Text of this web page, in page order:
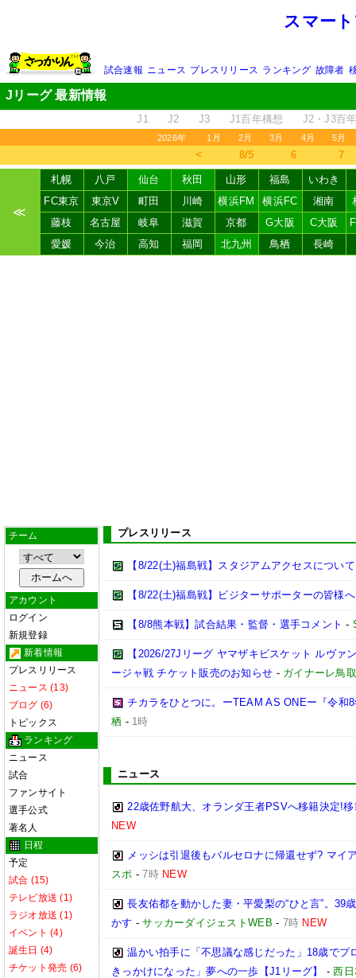
スマー
試合速報 ニュース プレスリリース ランキング 故障者
Jリーグ 最新情報
J1 J2 J3 J1百年構想 J2・J3百
2026年 1月 2月 3月 4月 5月
＜ 8/5 6 7
≪
札幌 八戸 仙台 秋田 山形 福島
いわき
FC東京
東京V 町田 川崎 横浜FM 横浜FC 湘南
藤枝
名古屋 岐阜 滋賀 京都 G大阪 C大阪
愛媛
今治 高知 福岡 北九州 鳥栖 長崎
チーム
アカウント
ログイン
新規登録
新着情報
プレスリリース
ニュース (13)
ブログ (6)
トピックス
ランキング
ニュース
試合
ファンサイト
選手公式
著名人
日程
予定
試合 (15)
テレビ放送 (1)
ラジオ放送 (1)
イベント (4)
誕生日 (4)
チケット発売 (6)
プレスリリース
【8/22(土)福島戦】スタジアムアクセスについて
【8/22(土)福島戦】ビジターサポーターの皆様へ
【8/8熊本戦】試合結果・監督・選手コメント -
【2026/27Jリーグ ヤマザキビスケット ルヴ
ージャ戦 チケット販売のお知らせ - ガイナーレ鳥取
チカラをひとつに。ーTEAM AS ONEー『令和
栖 - 1時
ニュース
22歳佐野航大、オランダ王者PSVへ移籍決定!
NEW
メッシは引退後もバルセロナに帰還せず? マイ
スポ -7時 NEW
長友佑都を動かした妻・平愛梨の“ひと言”。39
かす -サッカーダイジェストWEB - 7時 NEW
温かい拍手に「不思議な感じだった」18歳で
きっかけになった」夢への一歩【J1リーグ】
-西